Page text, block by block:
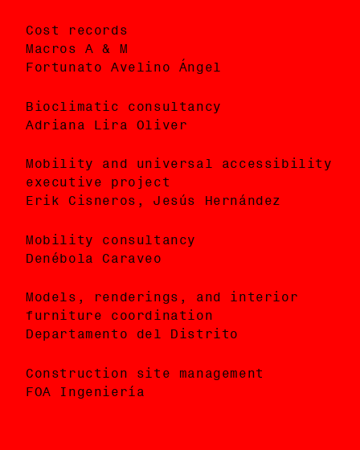
Cost records
Macros A & M
Fortunato Avelino Ángel
Bioclimatic consultancy
Adriana Lira Oliver
Mobility and universal accessibility
executive project
Erik Cisneros, Jesús Hernández
Mobility consultancy
Denébola Caraveo
Models, renderings, and interior
furniture coordination
Departamento del Distrito
Construction site management
FOA Ingeniería
Expediente de costos
Macros A & M
Fortunato Avelino Ángel
Asesoría bioclimática
Adriana Lira Oliver
Proyecto ejecutivo de movilidad y
accesibilidad universal
Erik Cisneros, Jesús Hernández
Asesoría de movilidad
Denébola Caraveo
Coordinación de elaboración de
maquetas, imágenes objetivo y
mobiliario interior
Gerencia de ejecución de obra